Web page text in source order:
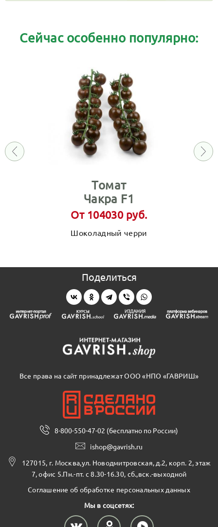
Сейчас особенно популярно:
Томат
Чакра F1
От 104030 руб.
Шоколадный черри
Поделиться
Все права на сайт принадлежат ООО «НПО «ГАВРИШ»
8-800-550-47-02 (бесплатно по России)
ishop@gavrish.ru
127015, г. Москва,ул. Новодмитровская, д.2, корп. 2, этаж
7, офис 5.Пн.-пт. с 8.30-16.30, сб.,вск.-выходной
Соглашение об обработке персональных данных
Мы в соцсетях: